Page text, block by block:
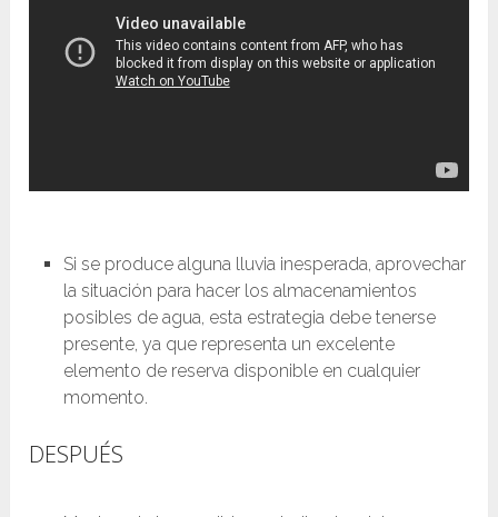
Si se produce alguna lluvia inesperada, aprovechar
la situación para hacer los almacenamientos
posibles de agua, esta estrategia debe tenerse
presente, ya que representa un excelente
elemento de reserva disponible en cualquier
momento.
DESPUÉS